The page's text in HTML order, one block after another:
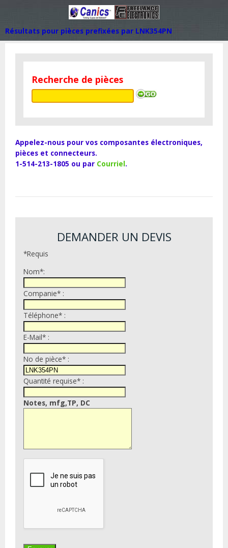
Résultats pour pièces prefixées par LNK354PN
Recherche de pièces
Appelez-nous pour vos composantes électroniques,
pièces et connecteurs.
1-514-213-1805 ou par Courriel.
DEMANDER UN DEVIS
*Requis
Nom*:
Companie* :
Téléphone* :
E-Mail* :
No de pièce* :
Quantité requise* :
Notes, mfg,TP, DC